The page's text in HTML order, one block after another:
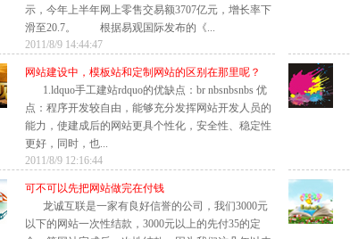
示，今年上半年网上零售交易额3707亿元，增长率下
滑至20.7。 根据易观国际发布的《...
2011/8/9 14:44:47
网站建设中，模板站和定制网站的区别在那里呢？
1.ldquo手工建站rdquo的优缺点：br nbsnbsnbs 优
点：程序开发较自由，能够充分发挥网站开发人员的
能力，使建成后的网站更具个性化，安全性、稳定性
更好，同时，也...
2011/8/9 12:16:44
可不可以先把网站做完在付钱
龙诚互联是一家有良好信誉的公司，我们3000元
以下的网站一次性结款，3000元以上的先付35的定